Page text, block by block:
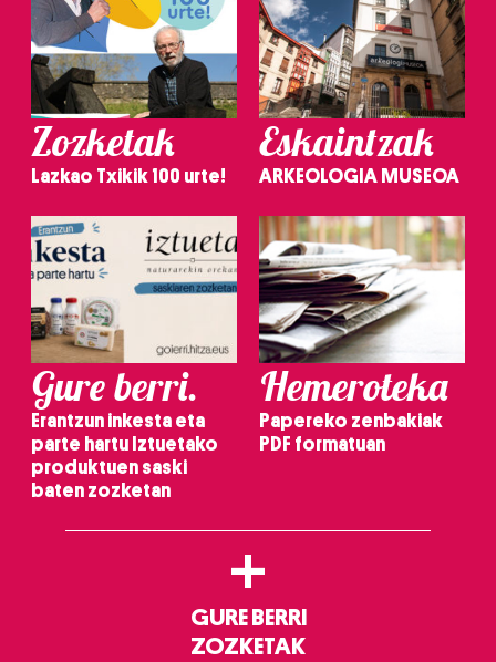
Zozketak
Lazkao Txikik 100 urte!
Eskaintzak
ARKEOLOGIA MUSEOA
Gure berri.
Erantzun inkesta eta
parte hartu Iztuetako
produktuen saski
baten zozketan
Hemeroteka
Papereko zenbakiak
PDF formatuan
+
GURE BERRI
ZOZKETAK